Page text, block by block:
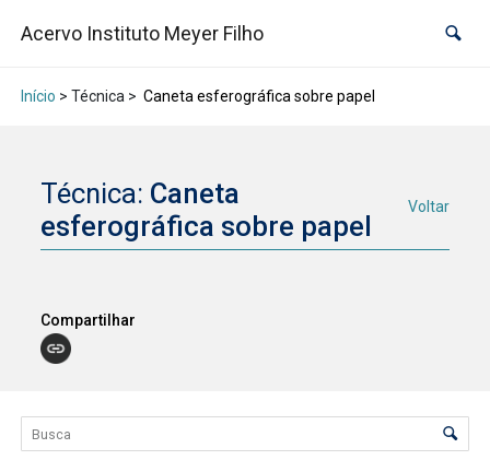
Acervo Instituto Meyer Filho
Início > Técnica > Caneta esferográfica sobre papel
Técnica: Caneta
esferográfica sobre papel
Voltar
Compartilhar
Lista de itens
Controle de ordenação e visualização